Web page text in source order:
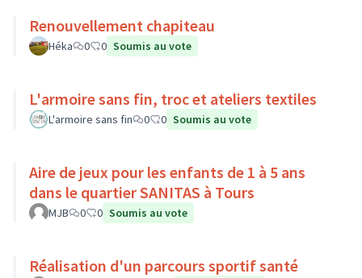
Renouvellement chapiteau
Héka 0 0 Soumis au vote
L'armoire sans fin, troc et ateliers textiles
L'armoire sans fin 0 0 Soumis au vote
Aire de jeux pour les enfants de 1 à 5 ans
dans le quartier SANITAS à Tours
MJB 0 0 Soumis au vote
Réalisation d'un parcours sportif santé